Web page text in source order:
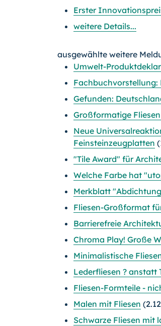
Erster
weitere Details...
ausgewählte weitere
Umwelt-
Fachbuchvorstellung:
Gefunden:
Großformatige
Neue
Feinsteinzeugplatten
"Tile Award" für
Welche Farbe hat
Merkblatt
Fliesen-Großformat
Barrierefreie
Chroma Play! Große
Minimalistische
Lederfliesen ? anstatt
Fliesen-Formteile -
Malen mit Fliesen
Schwarze Fliesen mit